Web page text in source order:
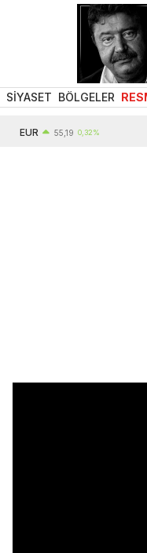
SİYASET BÖLGELER
55,19 0,32%